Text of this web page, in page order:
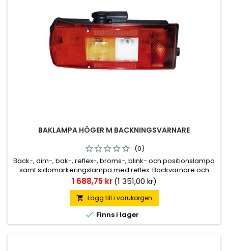
BAKLAMPA HÖGER M BACKNINGSVARNARE
(0)
Back-, dim-, bak-, reflex-, broms-, blink- och positionslampa
samt sidomarkeringslampa med reflex. Backvarnare och
skyltbelysning till vissa modeller. Se artikellista för rätt
utförande. Kabelingång med 7-polig AMP-kontakt med
runda stift på sidan. M8 fästbultar. Originalmonterad på
Volvo.
Pris
1 688,75 kr (1 351,00 kr)
 Lägg till i varukorgen
 Finns i lager